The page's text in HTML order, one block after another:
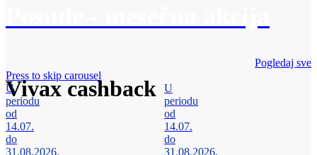
Vivax cashback
Pogledaj sve
Press to skip carousel
U
periodu
od
14.07.
do
31.08.2026.
U
periodu
od
14.07.
do
31.08.2026.